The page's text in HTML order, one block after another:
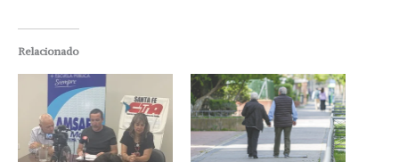
Relacionado